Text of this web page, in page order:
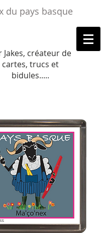
du pays basque
Jakes, créateur de
cartes, trucs et
bidules.....​